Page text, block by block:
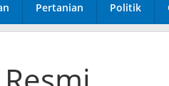
Pertanian Politik